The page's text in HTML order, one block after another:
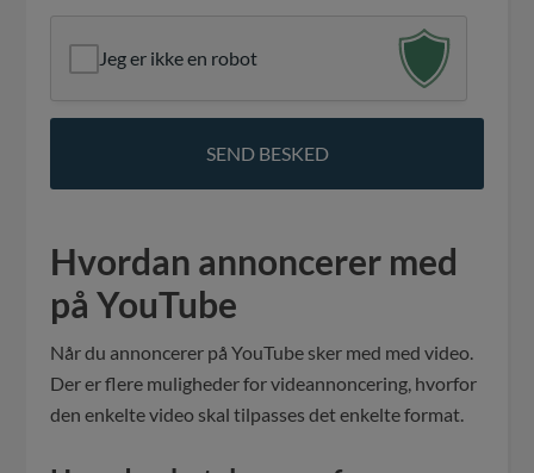
Jeg er ikke en robot
Hvordan annoncerer med
på YouTube
Når du annoncerer på YouTube sker med med video.
Der er flere muligheder for videannoncering, hvorfor
den enkelte video skal tilpasses det enkelte format.